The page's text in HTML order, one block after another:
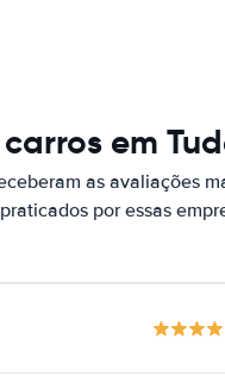
em
as avaliações
por essas